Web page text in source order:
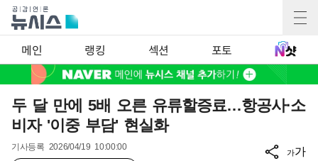
메인 랭킹 섹션 포토
두 달 만에 5배 오른 유류할증료…항공사·소
비자 '이중 부담' 현실화
기사등록 2026/04/19 10:00:00
가가